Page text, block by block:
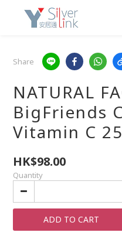
Share
NATURAL
BigFriends
Vitamin C
HK$98.00
Quantity
ADD TO CART